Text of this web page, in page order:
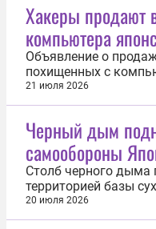
Хакеры продают
компьютера
Объявление о
похищенных с
представителя
теневых ресурсах в
Как сообщает RT,
что японские
проникали...
21 июля 2026
Черный дым
самообороны
Столб черного дыма
территорией базы
Японии Асака в
сообщает 20 июля
20 июля 2026